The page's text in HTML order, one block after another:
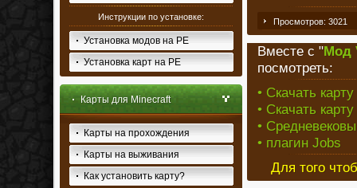
Инструкции по установке:
Установка модов на PE
Установка карт на PE
Карты для Minecraft
Карты на прохождения
Карты на выживания
Как установить карту?
Просмотров: 3021
Вместе с "Мод
посмотреть:
• Скачать
• Скачать
•
• плагин Jobs
Для того